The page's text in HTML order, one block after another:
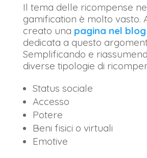
Il tema delle ricompense
gamification è molto vasto.
creato una pagina nel blog
dedicata a questo
Semplificando e
diverse tipologie di
Status sociale
Accesso
Potere
Beni fisici o virtuali
Emotive